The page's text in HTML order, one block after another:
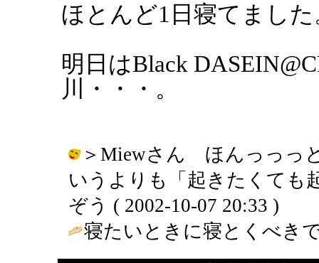
ほとんど1日寝てまし
明日はBlack
川・・・。
＞Miewさん ほんっっっ
いうよりも「起きたくても
ぞう ( 2002-10-07 20:33 )
寝たいときに寝とくべき